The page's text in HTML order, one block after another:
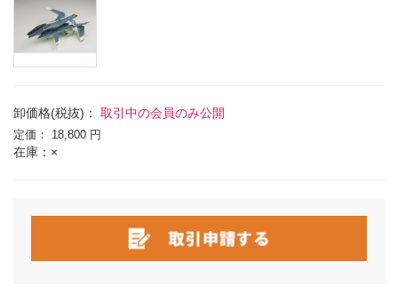
卸価格(税抜)： 取引中の会員のみ公開
定価： 18,800 円
在庫：×